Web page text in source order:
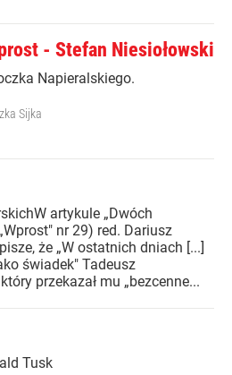
- Stefan Niesiołowski
Napieralskiego.
Sijka
artykule „Dwóch
nr 29) red. Dariusz
że „W ostatnich dniach [...]
świadek" Tadeusz
przekazał mu „bezcenne...
Tusk